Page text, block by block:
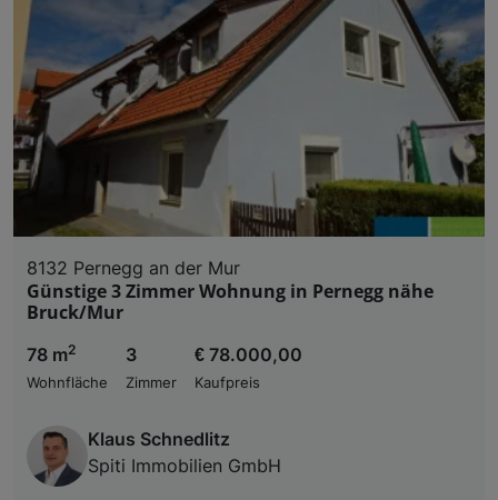
8132 Pernegg an der Mur
Günstige 3 Zimmer Wohnung in Pernegg nähe
Bruck/Mur
78 m2
Wohnfläche
3
Zimmer
€ 78.000,00
Kaufpreis
Klaus Schnedlitz
Spiti Immobilien GmbH